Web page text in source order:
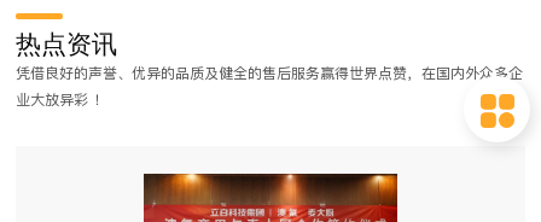
随着餐饮行业的品牌竞争加剧，很多餐厅都是以连锁餐饮店形式出现的，
这样在餐厅的整体设计效果以及菜品的质量上都有了较为统一的保证，从
而为消费者带来更好的餐饮服务。好的品质离不开好的厨房，那在连锁餐
饮厨房的设计中又有哪些注意要点呢？我们一起来看看吧。
热点资讯
凭借良好的声誉、优异的品质及健全的售后服务赢得世界点赞，在国内外众多企
业大放异彩 ！